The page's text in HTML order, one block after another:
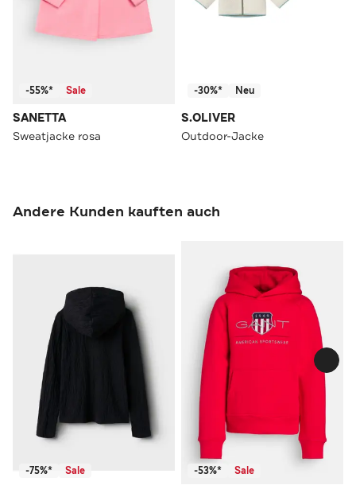
-55%* Sale
SANETTA
Sweatjacke rosa
-30%* Neu
S.OLIVER
Outdoor-Jacke
Andere Kunden kauften auch
-75%* Sale -53%* Sale